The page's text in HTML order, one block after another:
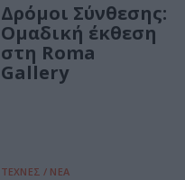
Δρόμοι Σύνθεσης:
Ομαδική έκθεση
στη Roma
Gallery
ΤΕΧΝΕΣ / ΝΕΑ